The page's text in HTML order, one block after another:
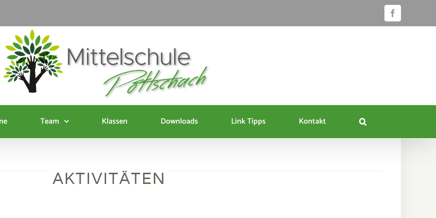
Facebook
Team Klassen Downloads Link Tipps Kontakt
MITTELSCHULE POTTSCHACH
AKTIVITÄTEN